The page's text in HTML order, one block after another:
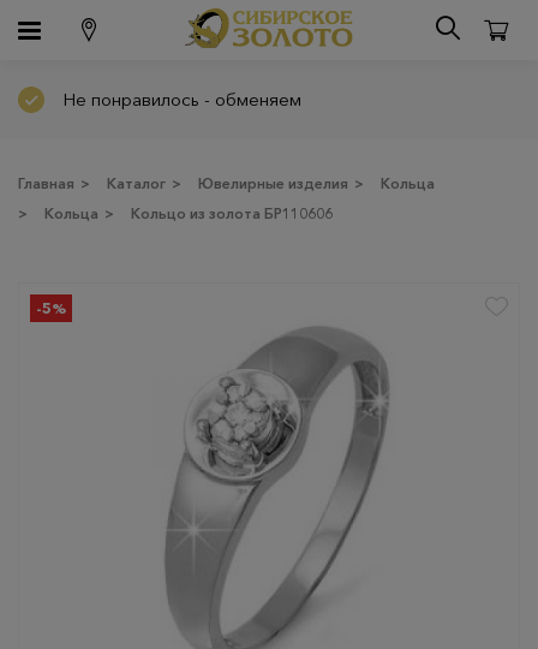
Не понравилось - обменяем
Главная > Каталог > Ювелирные изделия >
Кольца
>
Кольца > Кольцо из золота БР110606
-5%